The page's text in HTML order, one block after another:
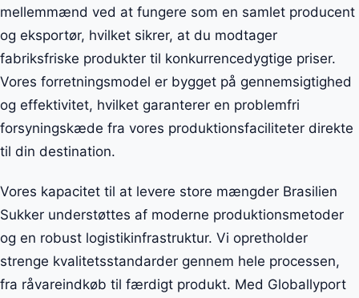
mellemmænd ved at fungere som en samlet producent
og eksportør, hvilket sikrer, at du modtager
fabriksfriske produkter til konkurrencedygtige priser.
Vores forretningsmodel er bygget på gennemsigtighed
og effektivitet, hvilket garanterer en problemfri
forsyningskæde fra vores produktionsfaciliteter direkte
til din destination.
Vores kapacitet til at levere store mængder Brasilien
Sukker understøttes af moderne produktionsmetoder
og en robust logistikinfrastruktur. Vi opretholder
strenge kvalitetsstandarder gennem hele processen,
fra råvareindkøb til færdigt produkt. Med Globallyport